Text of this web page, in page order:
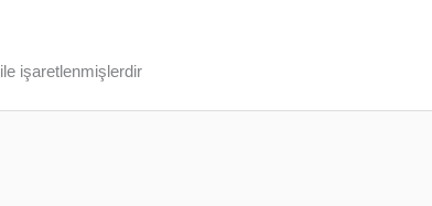
ile işaretlenmişlerdir